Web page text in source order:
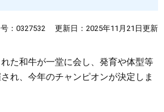
：0327532 更新日：2025年11月21日更新
た和牛が一堂に会し、発育や体型等
れ、今年のチャンピオンが決定しま